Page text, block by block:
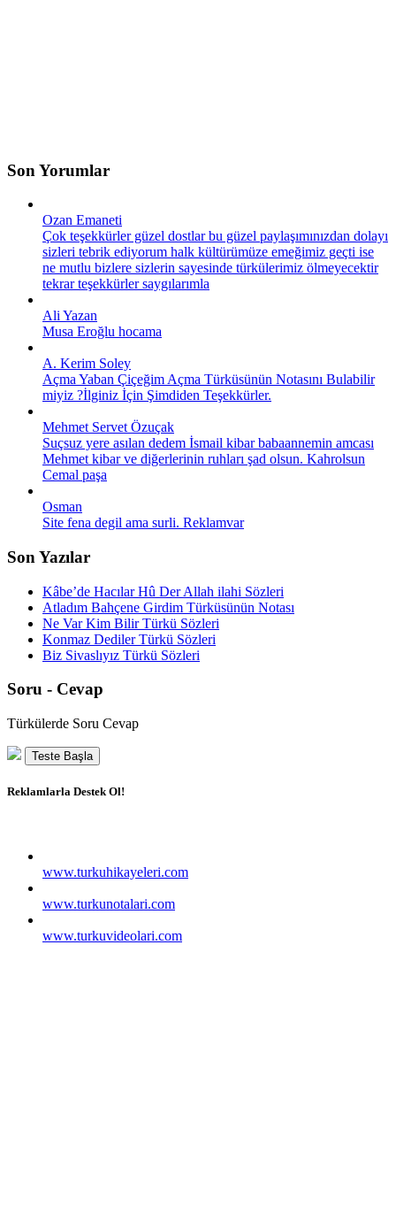
Son Yorumlar
Ozan Emaneti
Çok teşekkürler güzel dostlar bu güzel paylaşımınızdan dolayı
sizleri tebrik ediyorum halk kültürümüze emeğimiz geçti ise
ne mutlu bizlere sizlerin sayesinde türkülerimiz ölmeyecektir
tekrar teşekkürler saygılarımla
Ali Yazan
Musa Eroğlu hocama
A. Kerim Soley
Açma Yaban Çiçeğim Açma Türküsünün Notasını Bulabilir
miyiz ?İlginiz İçin Şimdiden Teşekkürler.
Mehmet Servet Özuçak
Suçsuz yere asılan dedem İsmail kibar babaannemin amcası
Mehmet kibar ve diğerlerinin ruhları şad olsun. Kahrolsun
Cemal paşa
Osman
Site fena degil ama surli. Reklamvar
Son Yazılar
Kâbe’de Hacılar Hû Der Allah ilahi Sözleri
Atladım Bahçene Girdim Türküsünün Notası
Ne Var Kim Bilir Türkü Sözleri
Konmaz Dediler Türkü Sözleri
Biz Sivaslıyız Türkü Sözleri
Soru - Cevap
Türkülerde Soru Cevap
Teste Başla
Reklamlarla Destek Ol!
www.turkuhikayeleri.com
www.turkunotalari.com
www.turkuvideolari.com